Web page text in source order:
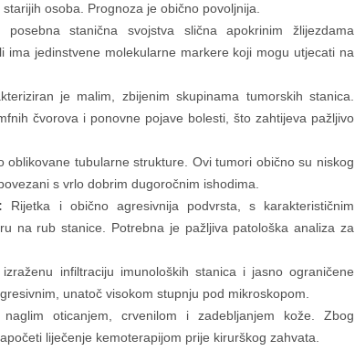
osoba. Prognoza je obično povoljnija.
posebna stanična svojstva slična apokrinim žlijezdama
ima jedinstvene molekularne markere koji mogu utjecati na
je malim, zbijenim skupinama tumorskih stanica.
čvorova i ponovne pojave bolesti, što zahtijeva pažljivo
oblikovane tubularne strukture. Ovi tumori obično su niskog
s vrlo dobrim dugoročnim ishodima.
Rijetka i obično agresivnija podvrsta, s karakterističnim
na rub stanice. Potrebna je pažljiva patološka analiza za
izraženu infiltraciju imunoloških stanica i jasno ograničene
unatoč visokom stupnju pod mikroskopom.
oticanjem, crvenilom i zadebljanjem kože. Zbog
liječenje kemoterapijom prije kirurškog zahvata.